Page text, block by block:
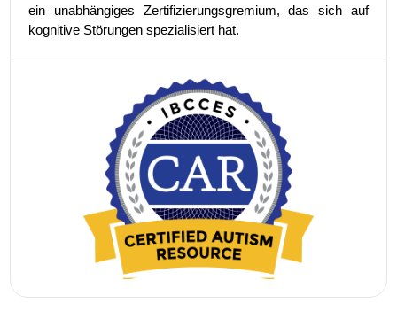
ein unabhängiges Zertifizierungsgremium, das sich auf
kognitive Störungen spezialisiert hat.